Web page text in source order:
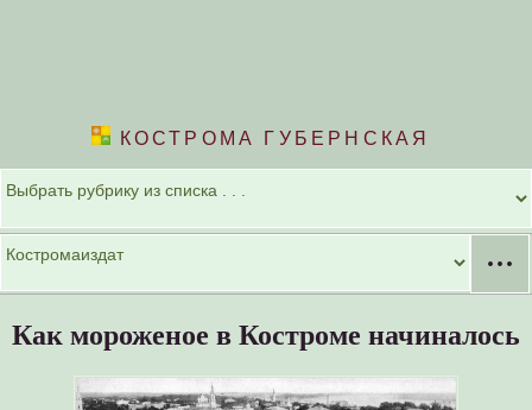
КОСТРОМА ГУБЕРНСКАЯ
···
Как мороженое в Костроме начиналось